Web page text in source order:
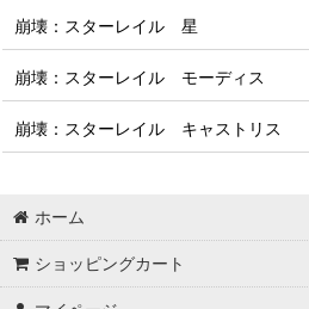
崩壊：スターレイル 星
崩壊：スターレイル モーディス
崩壊：スターレイル キャストリス
ホーム
ショッピングカート